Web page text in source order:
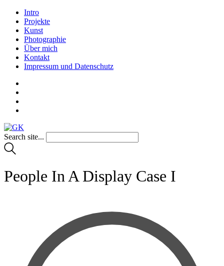
Intro
Projekte
Kunst
Photographie
Über mich
Kontakt
Impressum und Datenschutz
Search site...
People In A Display Case I